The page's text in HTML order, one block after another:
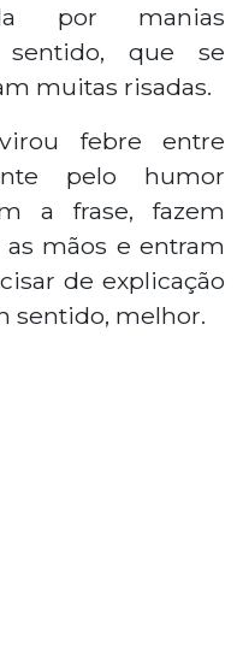
por manias
sentido, que se
muitas risadas.
febre entre
pelo humor
a frase, fazem
mãos e entram
de explicação
sentido, melhor.